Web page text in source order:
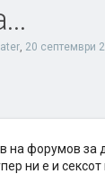
, 20 септември
на форумов
ни е и